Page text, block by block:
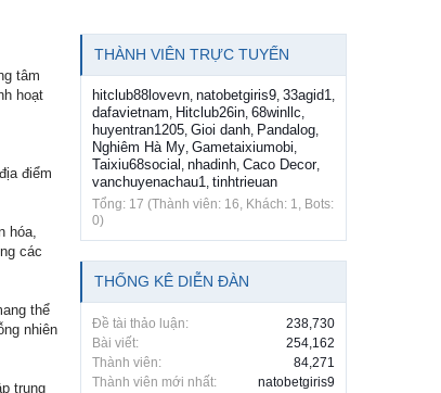
tâm
hoạt
điểm
hóa,
các
thể
nhiên
trung
THÀNH VIÊN TRỰC TUYẾN
hitclub88lovevn, natobetgiris9, 33agid1,
dafavietnam, Hitclub26in, 68winllc,
huyentran1205, Gioi danh, Pandalog,
Nghiêm Hà My, Gametaixiumobi,
Taixiu68social , nhadinh, Caco Decor,
vanchuyenachau1, tinhtrieuan
Tổng: 17 (Thành viên: 16, Khách: 1, Bots:
0)
THỐNG KÊ DIỄN ĐÀN
Đề tài thảo luận:
238,730
Bài viết:
254,162
Thành viên:
84,271
Thành viên mới nhất:
natobetgiris9